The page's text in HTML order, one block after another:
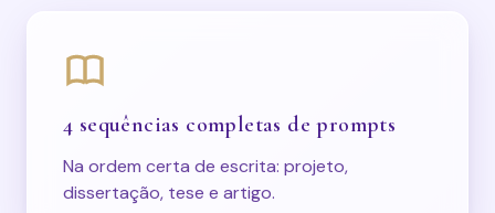
4 sequências completas de prompts
Na ordem certa de escrita: projeto,
dissertação, tese e artigo.